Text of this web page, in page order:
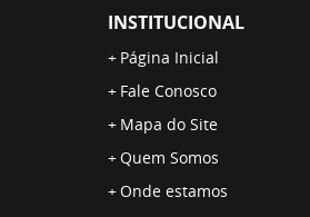
INSTITUCIONAL
Página Inicial
Fale Conosco
Mapa do Site
Quem Somos
Onde estamos